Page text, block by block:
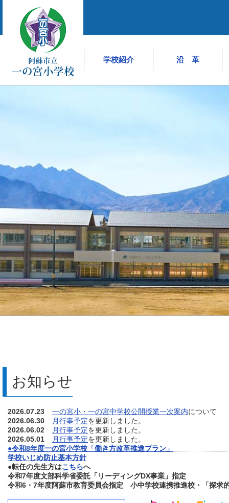
学校紹介 沿 革
お知らせ
2026.07.23 一の宮小・一の宮中学校公開授業一次案内について
2026.06.30
月行事予定を更新しました。
2026.06.02
月行事予定を更新しました。
2026.05.01
月行事予定を更新しました。
●令和8年度一の宮小学校「働き方改革推進プラン」
学校いじめ防止基本方針
●転任の先生方はこちらへ
令和7年度文部科学省委託「リーディングDX事業」指定
令和6・7年度阿蘇市教育委員会指定 小中学校連携推進校・「探求